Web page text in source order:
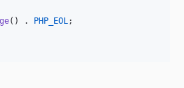
() . PHP_EOL;